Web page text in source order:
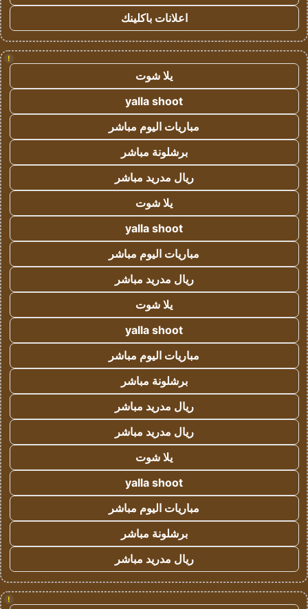
اعلانات باكلينك
!
يلا شوت
yalla shoot
مباريات اليوم مباشر
برشلونة مباشر
ريال مدريد مباشر
يلا شوت
yalla shoot
مباريات اليوم مباشر
ريال مدريد مباشر
يلا شوت
yalla shoot
مباريات اليوم مباشر
برشلونة مباشر
ريال مدريد مباشر
ريال مدريد مباشر
يلا شوت
yalla shoot
مباريات اليوم مباشر
برشلونة مباشر
ريال مدريد مباشر
!